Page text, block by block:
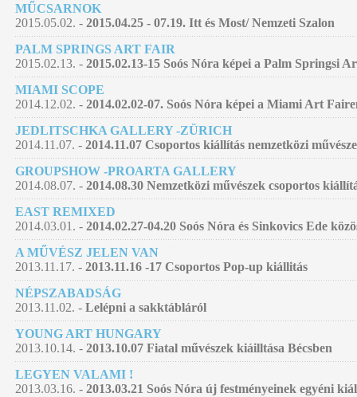
MŰCSARNOK
2015.05.02. - 2015.04.25 - 07.19. Itt és Most/ Nemzeti Szalon
PALM SPRINGS ART FAIR
2015.02.13. - 2015.02.13-15 Soós Nóra képei a Palm Springsi
MIAMI SCOPE
2014.12.02. - 2014.02.02-07. Soós Nóra képei a Miami Art
JEDLITSCHKA GALLERY -ZÜRICH
2014.11.07. - 2014.11.07 Csoportos kiállítás nemzetközi
GROUPSHOW -PROARTA GALLERY
2014.08.07. - 2014.08.30 Nemzetközi művészek csoportos
EAST REMIXED
2014.03.01. - 2014.02.27-04.20 Soós Nóra és Sinkovics Ede
A MŰVÉSZ JELEN VAN
2013.11.17. - 2013.11.16 -17 Csoportos Pop-up kiállitás
NÉPSZABADSÁG
2013.11.02. - Lelépni a sakktábláról
YOUNG ART HUNGARY
2013.10.14. - 2013.10.07 Fiatal művészek kiáilltása Bécsben
LEGYEN VALAMI !
2013.03.16. - 2013.03.21 Soós Nóra új festményeinek egyéni